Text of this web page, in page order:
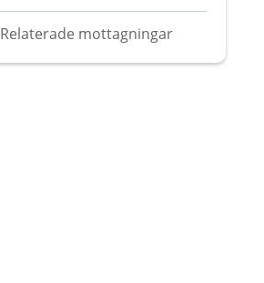
Relaterade mottagningar